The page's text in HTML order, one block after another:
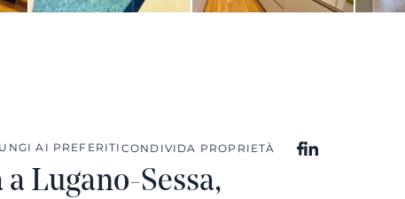
AI PREFERITI CONDIVIDA PROPRIETÀ
Lugano-Sessa,